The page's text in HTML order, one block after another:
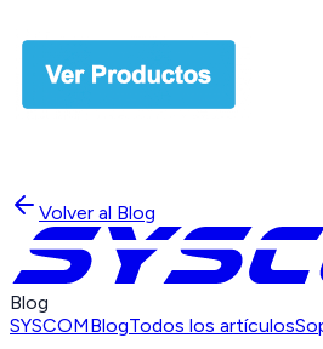
Volver al Blog
Blog
SYSCOMBlogTodos los artículos